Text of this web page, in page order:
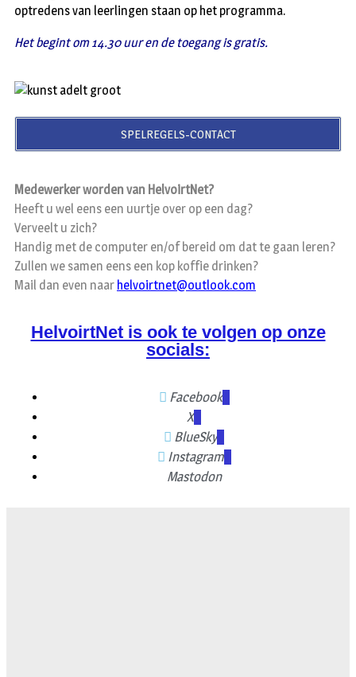
optredens van leerlingen staan op het programma.
Het begint om 14.30 uur en de toegang is gratis.
SPELREGELS-CONTACT
Medewerker worden van HelvoirtNet?
Heeft u wel eens een uurtje over op een dag?
Verveelt u zich?
Handig met de computer en/of bereid om dat te gaan leren?
Zullen we samen eens een kop koffie drinken?
Mail dan even naar helvoirtnet@outlook.com
HelvoirtNet is ook te volgen op onze
socials:
Facebook
X
BlueSky
Instagram
Mastodon